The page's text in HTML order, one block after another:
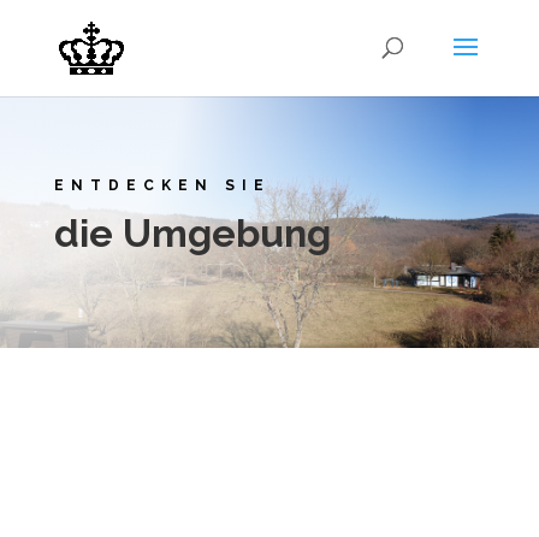
ENTDECKEN SIE
die Umgebung